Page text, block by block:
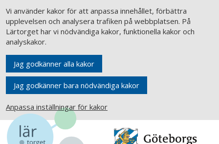
Vi använder kakor för att anpassa innehållet, förbättra
upplevelsen och analysera trafiken på webbplatsen. På
Lärtorget har vi nödvändiga kakor, funktionella kakor och
analyskakor.
Jag godkänner alla kakor
Jag godkänner bara nödvändiga kakor
Anpassa inställningar för kakor